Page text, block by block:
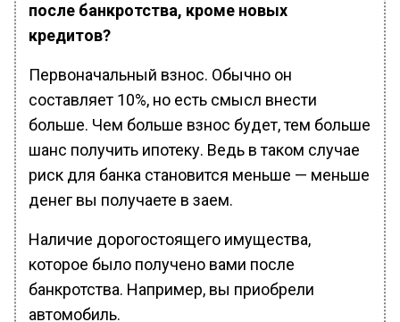
после банкротства, кроме новых
кредитов?
Первоначальный взнос. Обычно он
составляет 10%, но есть смысл внести
больше. Чем больше взнос будет, тем больше
шанс получить ипотеку. Ведь в таком случае
риск для банка становится меньше — меньше
денег вы получаете в заем.
Наличие дорогостоящего имущества,
которое было получено вами после
банкротства. Например, вы приобрели
автомобиль.